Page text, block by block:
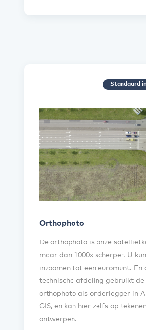
Standaard
Orthophoto
De orthophoto is onze
maar dan 1000x scherper. U
inzoomen tot een euromunt. En
technische afdeling gebruikt de
orthophoto als onderlegger in
GIS, en kan hier zelfs op
ontwerpen.